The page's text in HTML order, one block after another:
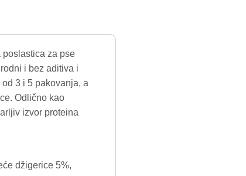
poslastica za pse
i bez aditiva i
3 i 5 pakovanja, a
Odlično kao
izvor proteina
džigerice 5%,